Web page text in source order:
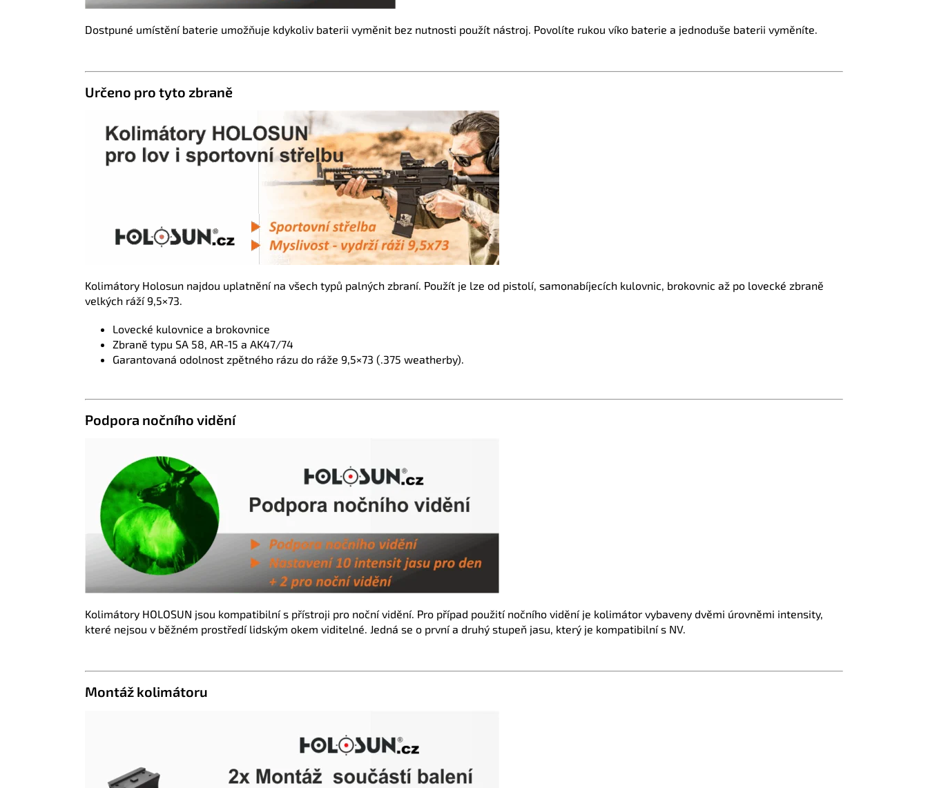
Dostpuné umístění baterie umožňuje kdykoliv baterii vyměnit bez nutnosti použít nástroj. Povolíte rukou víko baterie a jednoduše baterii vyměníte.
Určeno pro tyto zbraně
Kolimátory Holosun najdou uplatnění na všech typů palných zbraní. Použít je lze od pistolí, samonabíjecích kulovnic, brokovnic až po lovecké zbraně
velkých ráží 9,5×73.
Lovecké kulovnice a brokovnice
Zbraně typu SA 58, AR-15 a AK47/74
Garantovaná odolnost zpětného rázu do ráže 9,5×73 (.375 weatherby).
Podpora nočního vidění
Kolimátory HOLOSUN jsou kompatibilní s přístroji pro noční vidění. Pro případ použití nočního vidění je kolimátor vybaveny dvěmi úrovněmi intensity,
které nejsou v běžném prostředí lidským okem viditelné. Jedná se o první a druhý stupeň jasu, který je kompatibilní s NV.
Montáž kolimátoru